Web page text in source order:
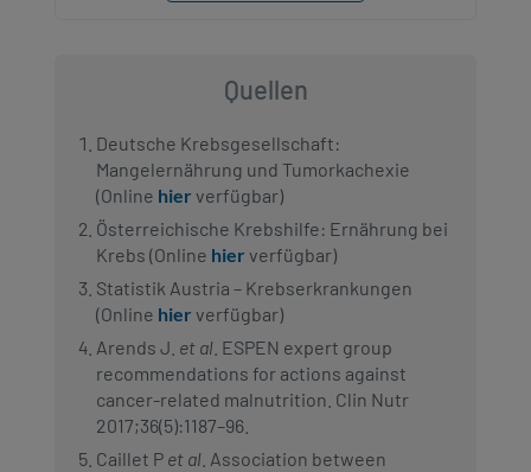
Quellen
Deutsche Krebsgesellschaft:
Mangelernährung und Tumorkachexie
(Online hier verfügbar)
Österreichische Krebshilfe: Ernährung bei
Krebs (Online hier verfügbar)
Statistik Austria – Krebserkrankungen
(Online hier verfügbar)
Arends J. et al . ESPEN expert group
recommendations for actions against
cancer-related malnutrition. Clin Nutr
2017;36(5):1187–96.
Caillet P et al . Association between